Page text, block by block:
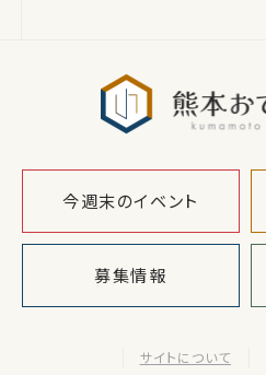
今週末のイベント
募集情報
サイトについて